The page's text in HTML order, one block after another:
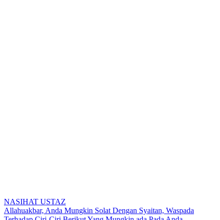
NASIHAT USTAZ
Post
Allahuakbar, Anda Mungkin Solat Dengan Syaitan, Waspada